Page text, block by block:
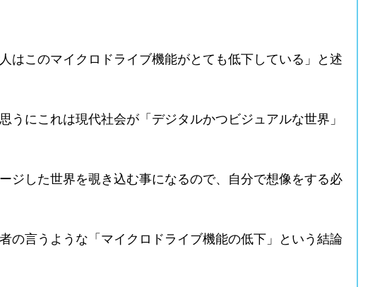
はこのマイクロドライブ機能がとても低下している」と述
にこれは現代社会が「デジタルかつビジュアルな世界」
ジした世界を覗き込む事になるので、自分で想像をする必
の言うような「マイクロドライブ機能の低下」という結論